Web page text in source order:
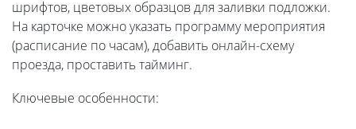
шрифтов, цветовых образцов для заливки подложки.
На карточке можно указать программу мероприятия
(расписание по часам), добавить онлайн-схему
проезда, проставить тайминг.
Ключевые особенности: